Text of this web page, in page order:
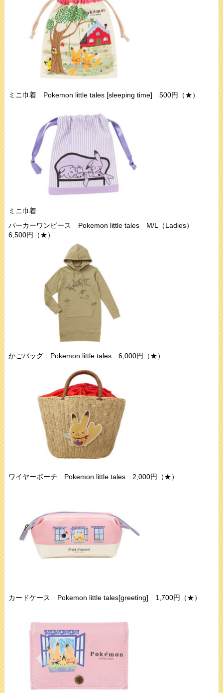
ミニ巾着 Pokemon little tales [sleeping time] 500円（★）
ミニ巾着
パーカーワンピース Pokemon little tales M/L（Ladies）
6,500円（★）
かごバッグ Pokemon little tales 6,000円（★）
ワイヤーポーチ Pokemon little tales 2,000円（★）
カードケース Pokemon little tales[greeting] 1,700円（★）